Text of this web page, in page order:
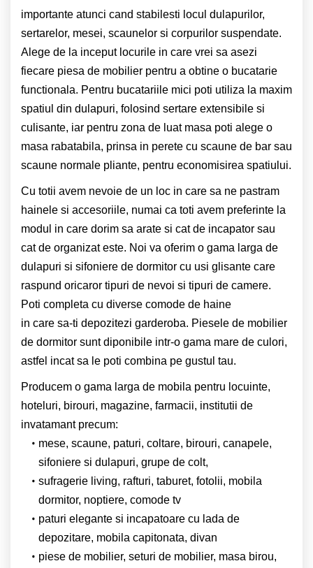
importante atunci cand stabilesti locul dulapurilor,
sertarelor, mesei, scaunelor si corpurilor suspendate.
Alege de la inceput locurile in care vrei sa asezi
fiecare piesa de mobilier pentru a obtine o bucatarie
functionala. Pentru bucatariile mici poti utiliza la maxim
spatiul din dulapuri, folosind sertare extensibile si
culisante, iar pentru zona de luat masa poti alege o
masa rabatabila, prinsa in perete cu scaune de bar sau
scaune normale pliante, pentru economisirea spatiului.
Cu totii avem nevoie de un loc in care sa ne pastram
hainele si accesoriile, numai ca toti avem preferinte la
modul in care dorim sa arate si cat de incapator sau
cat de organizat este. Noi va oferim o gama larga de
dulapuri si sifoniere de dormitor cu usi glisante care
raspund oricaror tipuri de nevoi si tipuri de camere.
Poti completa cu diverse comode de haine
in care sa-ti depozitezi garderoba. Piesele de mobilier
de dormitor sunt diponibile intr-o gama mare de culori,
astfel incat sa le poti combina pe gustul tau.
Producem o gama larga de mobila pentru locuinte,
hoteluri, birouri, magazine, farmacii, institutii de
invatamant precum:
mese, scaune, paturi, coltare, birouri, canapele,
sifoniere si dulapuri, grupe de colt,
sufragerie living, rafturi, taburet, fotolii, mobila
dormitor, noptiere, comode tv
paturi elegante si incapatoare cu lada de
depozitare, mobila capitonata, divan
piese de mobilier, seturi de mobilier, masa birou,